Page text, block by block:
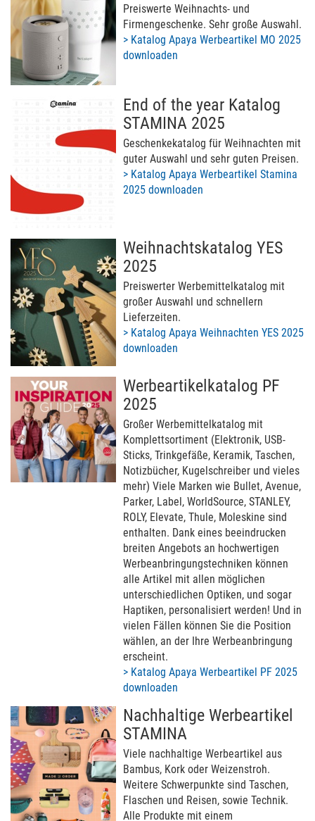
Preiswerte Weihnachts- und
Firmengeschenke. Sehr große Auswahl.
> Katalog Apaya Werbeartikel MO 2025
downloaden
End of the year Katalog
STAMINA 2025
Geschenkekatalog für Weihnachten mit
guter Auswahl und sehr guten Preisen.
> Katalog Apaya Werbeartikel Stamina
2025 downloaden
Weihnachtskatalog YES
2025
Preiswerter Werbemittelkatalog mit
großer Auswahl und schnellern
Lieferzeiten.
> Katalog Apaya Weihnachten YES 2025
downloaden
Werbeartikelkatalog PF
2025
Großer Werbemittelkatalog mit
Komplettsortiment (Elektronik, USB-
Sticks, Trinkgefäße, Keramik, Taschen,
Notizbücher, Kugelschreiber und vieles
mehr) Viele Marken wie Bullet, Avenue,
Parker, Label, WorldSource, STANLEY,
ROLY, Elevate, Thule, Moleskine sind
enthalten. Dank eines beeindrucken
breiten Angebots an hochwertigen
Werbeanbringungstechniken können
alle Artikel mit allen möglichen
unterschiedlichen Optiken, und sogar
Haptiken, personalisiert werden! Und in
vielen Fällen können Sie die Position
wählen, an der Ihre Werbeanbringung
erscheint.
> Katalog Apaya Werbeartikel PF 2025
downloaden
Nachhaltige Werbeartikel
STAMINA
Viele nachhaltige Werbeartikel aus
Bambus, Kork oder Weizenstroh.
Weitere Schwerpunkte sind Taschen,
Flaschen und Reisen, sowie Technik.
Alle Produkte mit einem